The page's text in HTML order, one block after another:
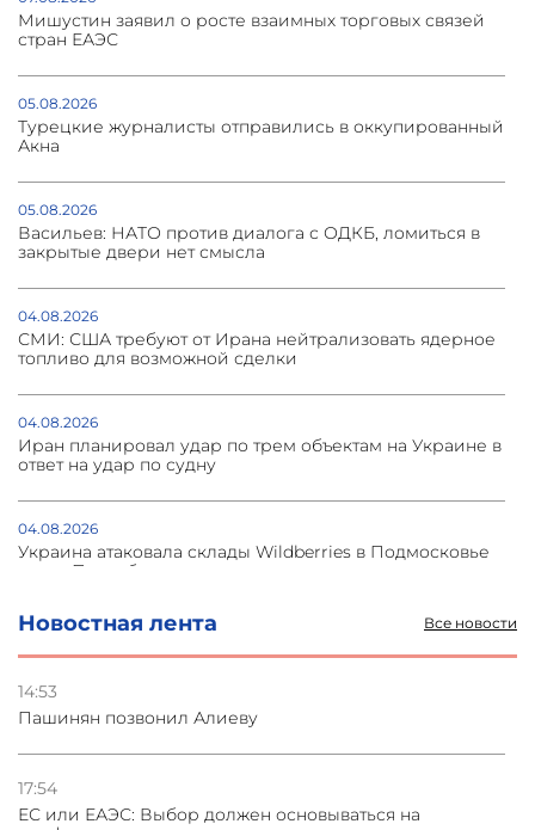
Новостная лента Все новости
14:53
Пашинян позвонил Алиеву
17:54
ЕС или ЕАЭС: Выбор должен основываться на
Мишустин заявил о росте взаимных торговых связей
стран ЕАЭС
05.08.2026
Турецкие журналисты отправились в оккупированный
Акна
05.08.2026
Васильев: НАТО против диалога с ОДКБ, ломиться в
закрытые двери нет смысла
04.08.2026
СМИ: США требуют от Ирана нейтрализовать ядерное
топливо для возможной сделки
04.08.2026
Иран планировал удар по трем объектам на Украине в
ответ на удар по судну
04.08.2026
Украина атаковала склады Wildberries в Подмосковье
и под Петербургом
03.08.2026
Стратегия безопасности ОДКБ допускает применение
Азербайджане